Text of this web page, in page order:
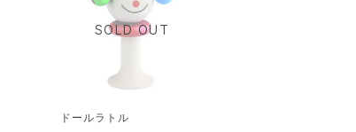
SOLD OUT
ドールラトル